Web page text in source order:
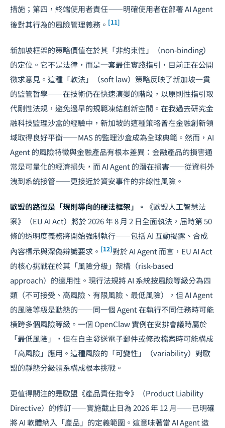
措施；第四，終端使用者責任——明確使用者在部署 AI Agent
後對其行為的風險管理義務。 [11]
新加坡框架的策略價值在於其「非約束性」（non-binding）
的定位。它不是法律，而是一套最佳實踐指引，目前正在公開
徵求意見。這種「軟法」（soft law）策略反映了新加坡一貫
的監管哲學——在技術仍在快速演變的階段，以原則性指引取
代剛性法規，避免過早的規範凍結創新空間。在我過去研究金
融科技監理沙盒的經驗中，新加坡的這種策略曾在金融創新領
域取得良好平衡——MAS 的監理沙盒成為全球典範。然而，AI
Agent 的風險特徵與金融產品有根本差異：金融產品的損害通
常是可量化的經濟損失，而 AI Agent 的潛在損害——從資料外
洩到系統接管——更接近於資安事件的非線性風險。
歐盟的路徑是「規則導向的硬法框架」。
《歐盟人工智慧法
案》（EU AI Act）將於 2026 年 8 月 2 日全面執法，届時第 50
條的透明度義務將開始強制執行——包括 AI 互動揭露、合成
內容標示與深偽辨識要求。 [12]對於 AI Agent 而言，EU AI Act
的核心挑戰在於其「風險分級」架構（risk-based
approach）的適用性。現行法規將 AI 系統按風險等級分為四
類（不可接受、高風險、有限風險、最低風險），但 AI Agent
的風險等級是動態的——同一個 Agent 在執行不同任務時可能
橫跨多個風險等級。一個 OpenClaw 實例在安排會議時屬於
「最低風險」，但在自主發送電子郵件或修改檔案時可能構成
「高風險」應用。這種風險的「可變性」（variability）對歐
盟的靜態分級體系構成根本挑戰。
更值得關注的是歐盟《產品責任指令》（Product Liability
Directive）的修訂——實施截止日為 2026 年 12 月——已明確
將 AI 軟體納入「產品」的定義範圍。這意味著當 AI Agent 造